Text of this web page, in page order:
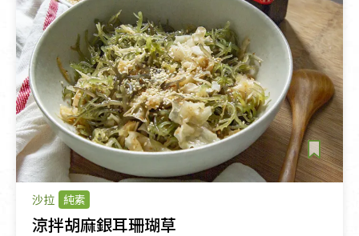
沙拉 純素
涼拌胡麻銀耳珊瑚草